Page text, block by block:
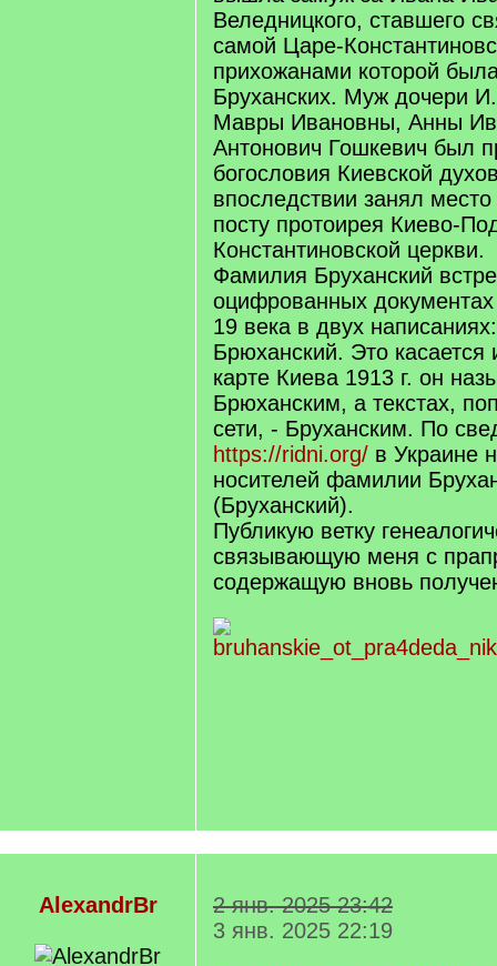
Веледницкого, ставшего
самой Царе-
прихожанами которой
Бруханских. Муж дочери
Мавры Ивановны, Анны
Антонович Гошкевич был
богословия Киевской
впоследствии занял место
посту протоирея Киево-
Константиновской церкви.
Фамилия Бруханский
оцифрованных
19 века в двух
Брюханский. Это касается
карте Киева 1913 г. он
Брюханским, а текстах,
сети, - Бруханским. По
https://ridni.org/ в Украине
носителей фамилии
(Бруханский).
Публикую ветку
связывающую меня с
содержащую вновь
AlexandrBr
2 янв. 2025 23:42
3 янв. 2025 22:19